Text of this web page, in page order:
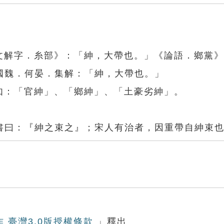
字．糸部》：「紳，大帶也。」《論語．鄉黨
．何晏．集解：「紳，大帶也。」
「官紳」、「鄉紳」、「土豪劣紳」。
：『紳之束之』；宋人有治者，因重帶自紳束
臺灣3.0版授權條款 」釋出